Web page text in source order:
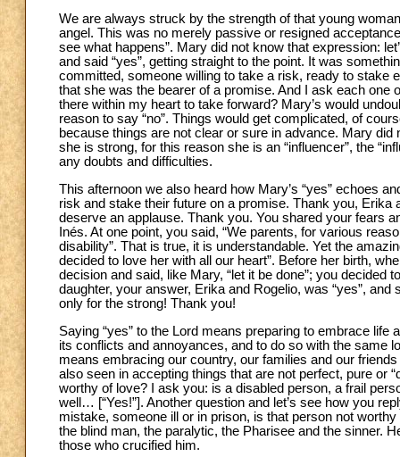
We are always struck by the strength of that young
angel. This was no merely passive or resigned
see what happens”. Mary did not know that expression:
and said “yes”, getting straight to the point. It was
committed, someone willing to take a risk, ready to stake
that she was the bearer of a promise. And I ask each
there within my heart to take forward? Mary’s would
reason to say “no”. Things would get complicated, of
because things are not clear or sure in advance. Mary
she is strong, for this reason she is an “influencer”, the
any doubts and difficulties.
This afternoon we also heard how Mary’s “yes” echoes
risk and stake their future on a promise. Thank you, Erika
deserve an applause. Thank you. You shared your fears
Inés. At one point, you said, “We parents, for various
disability”. That is true, it is understandable. Yet the
decided to love her with all our heart”. Before her birth,
decision and said, like Mary, “let it be done”; you decided
daughter, your answer, Erika and Rogelio, was “yes”,
only for the strong! Thank you!
Saying “yes” to the Lord means preparing to embrace
its conflicts and annoyances, and to do so with the same
means embracing our country, our families and our
also seen in accepting things that are not perfect, pure or
worthy of love? I ask you: is a disabled person, a frail
well… [“Yes!”]. Another question and let’s see how you
mistake, someone ill or in prison, is that person not
the blind man, the paralytic, the Pharisee and the sinner.
those who crucified him.